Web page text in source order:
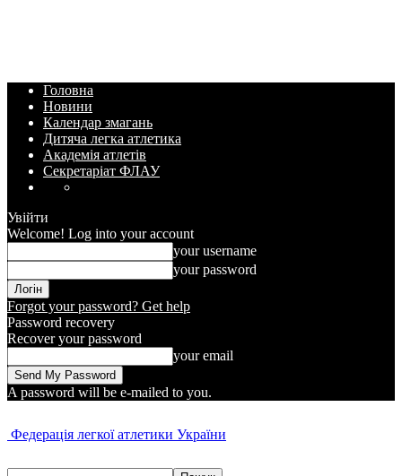
Головна
Новини
Календар змагань
Дитяча легка атлетика
Академія атлетів
Секретаріат ФЛАУ
Увійти
Welcome! Log into your account
your username
your password
Forgot your password? Get help
Password recovery
Recover your password
your email
A password will be e-mailed to you.
Федерація легкої атлетики України